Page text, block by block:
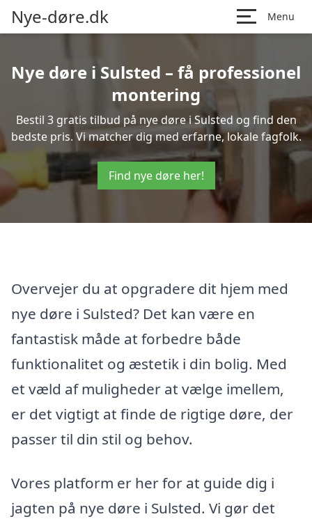
Nye-døre.dk Menu
Nye døre i Sulsted – få professionel
montering
Bestil 3 gratis tilbud på nye døre i Sulsted og find den
bedste pris. Vi matcher dig med erfarne, lokale fagfolk.
Find nye døre her!
Overvejer du at opgradere dit hjem med
nye døre i Sulsted? Det kan være en
fantastisk måde at forbedre både
funktionalitet og æstetik i din bolig. Med
et væld af muligheder at vælge imellem,
er det vigtigt at finde de rigtige døre, der
passer til din stil og behov.
Vores platform er her for at guide dig i
jagten på nye døre i Sulsted. Vi gør det